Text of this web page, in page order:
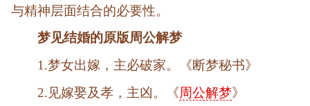
与精神层面结合的必要性。
梦见结婚的原版周公解梦
1.梦女出嫁，主必破家。《断梦秘书》
2.见嫁娶及孝，主凶。《周公解梦》